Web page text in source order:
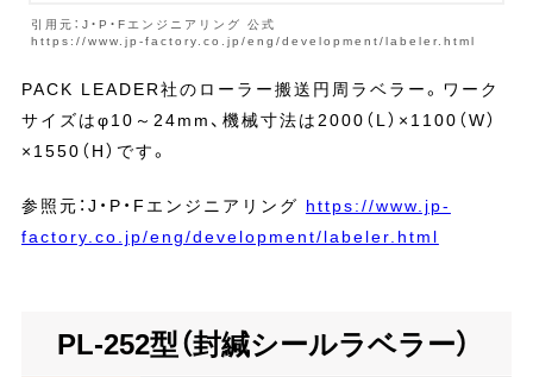
引用元：J・P・Fエンジニアリング 公式
https://www.jp-factory.co.jp/eng/development/labeler.html
PACK LEADER社のローラー搬送円周ラベラー。ワーク
サイズはφ10～24mm、機械寸法は2000（L）×1100（W）
×1550（H）です。
参照元：J・P・Fエンジニアリング https://www.jp-
factory.co.jp/eng/development/labeler.html
PL-252型（封緘シールラベラー）